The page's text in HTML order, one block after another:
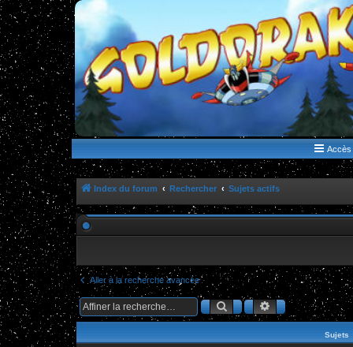
WWW.GOLDORAKGO.COM
le site de la Lune Rouge
Accès
Index du forum Rechercher Sujets actifs
Aller à la recherche avancée
RechercherRecherche
Sujets